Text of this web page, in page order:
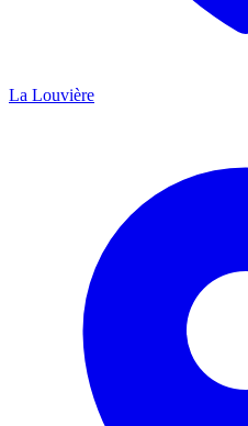
La Louvière